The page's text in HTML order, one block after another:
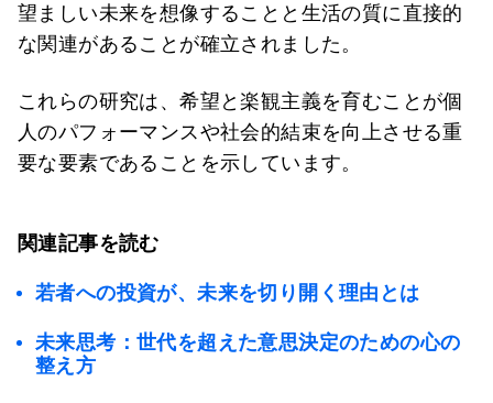
望ましい未来を想像することと生活の質に直接的
な関連があることが確立されました。
これらの研究は、希望と楽観主義を育むことが個
人のパフォーマンスや社会的結束を向上させる重
要な要素であることを示しています。
関連記事を読む
若者への投資が、未来を切り開く理由とは
未来思考：世代を超えた意思決定のための心の
整え方